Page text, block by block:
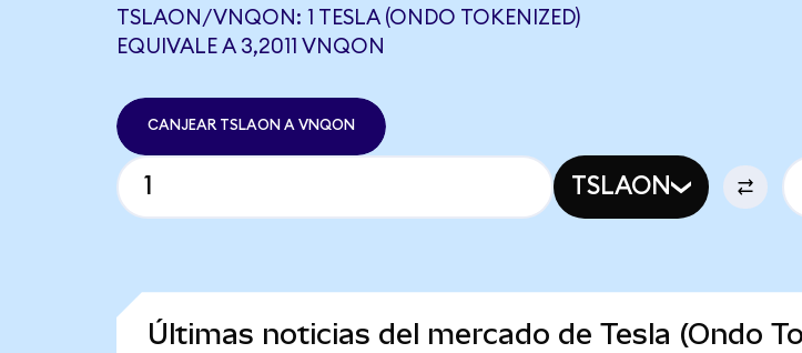
TSLAON/VNQON: 1 TESLA (ONDO TOKENIZED)
EQUIVALE A 3,2011 VNQON
CANJEAR TSLAON A VNQON
TSLAON
Últimas noticias del mercado de Tesla (Ondo